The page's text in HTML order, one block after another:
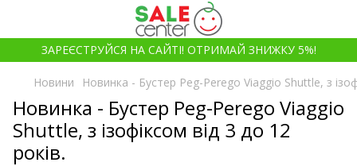
ЗАРЕЄСТРУЙСЯ НА САЙТІ! ОТРИМАЙ ЗНИЖКУ 5%!
Новини Новинка - Бустер Peg-Perego Viaggio Shuttle, з
Новинка - Бустер Peg-Perego Viaggio
Shuttle, з ізофіксом від 3 до 12
років.